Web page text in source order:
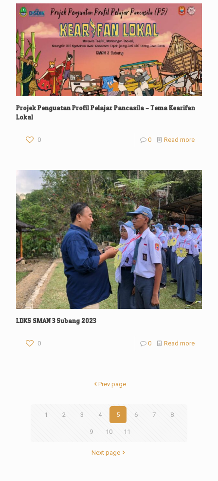
Projek Penguatan Profil Pelajar Pancasila – Tema Kearifan
Lokal
0 0 Read more
LDKS SMAN 3 Subang 2023
0 0 Read more
Prev page
1 2 3 4 5 6 7 8
9 10 11
Next page